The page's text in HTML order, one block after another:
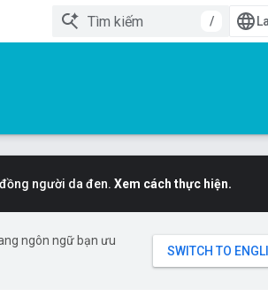
/
người da đen. Xem cách thực hiện.
ngôn ngữ bạn ưu